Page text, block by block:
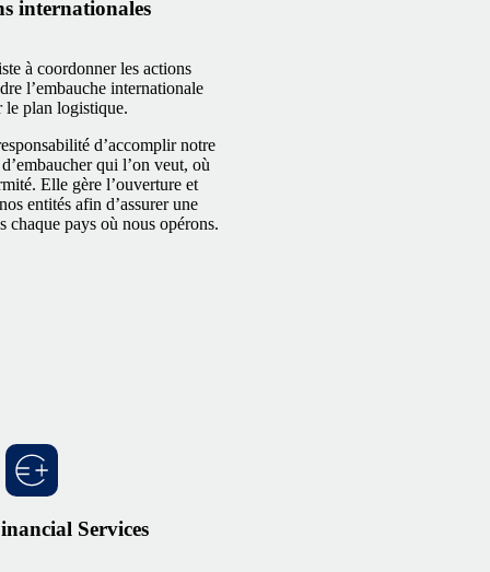
internationales
à coordonner les actions
l’embauche internationale
le plan logistique.
d’accomplir notre
qui l’on veut, où
Elle gère l’ouverture et
entités afin d’assurer une
chaque pays où nous opérons.
Services